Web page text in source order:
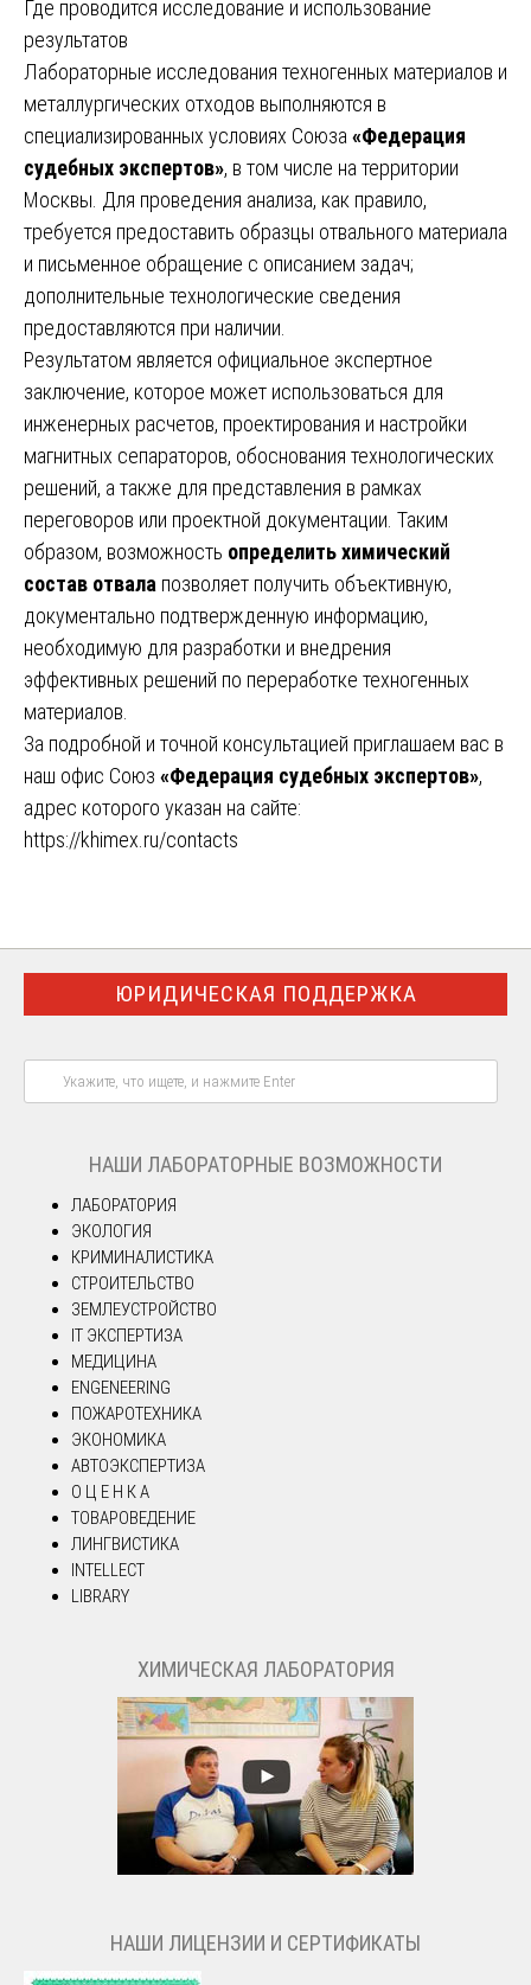
Где проводится исследование и использование
результатов
Лабораторные исследования техногенных материалов и
металлургических отходов выполняются в
специализированных условиях Союза «Федерация
судебных экспертов», в том числе на территории
Москвы. Для проведения анализа, как правило,
требуется предоставить образцы отвального материала
и письменное обращение с описанием задач;
дополнительные технологические сведения
предоставляются при наличии.
Результатом является официальное экспертное
заключение, которое может использоваться для
инженерных расчетов, проектирования и настройки
магнитных сепараторов, обоснования технологических
решений, а также для представления в рамках
переговоров или проектной документации. Таким
образом, возможность определить химический
состав отвала позволяет получить объективную,
документально подтвержденную информацию,
необходимую для разработки и внедрения
эффективных решений по переработке техногенных
материалов.
За подробной и точной консультацией приглашаем вас в
наш офис Союз «Федерация судебных экспертов»,
адрес которого указан на сайте:
https://khimex.ru/contacts
ЮРИДИЧЕСКАЯ ПОДДЕРЖКА
НАШИ ЛАБОРАТОРНЫЕ ВОЗМОЖНОСТИ
ЛАБОРАТОРИЯ
ЭКОЛОГИЯ
КРИМИНАЛИСТИКА
СТРОИТЕЛЬСТВО
ЗЕМЛЕУСТРОЙСТВО
IT ЭКСПЕРТИЗА
МЕДИЦИНА
ENGENEERING
ПОЖАРОТЕХНИКА
ЭКОНОМИКА
АВТОЭКСПЕРТИЗА
О Ц Е Н К А
ТОВАРОВЕДЕНИЕ
ЛИНГВИСТИКА
INTELLECT
LIBRARY
ХИМИЧЕСКАЯ ЛАБОРАТОРИЯ
НАШИ ЛИЦЕНЗИИ И СЕРТИФИКАТЫ